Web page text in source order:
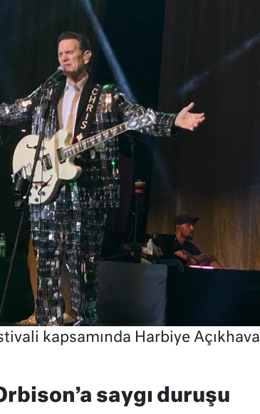
kapsamında Harbiye Açıkhava
saygı duruşu